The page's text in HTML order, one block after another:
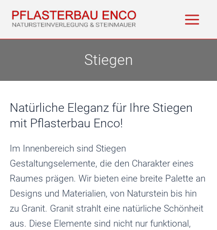
Inhalt
springen
Stiegen
Natürliche Eleganz für Ihre Stiegen
mit Pflasterbau Enco!
Im Innenbereich sind Stiegen
Gestaltungselemente, die den Charakter eines
Raumes prägen. Wir bieten eine breite Palette an
Designs und Materialien, von Naturstein bis hin
zu Granit. Granit strahlt eine natürliche Schönheit
aus. Diese Elemente sind nicht nur funktional,